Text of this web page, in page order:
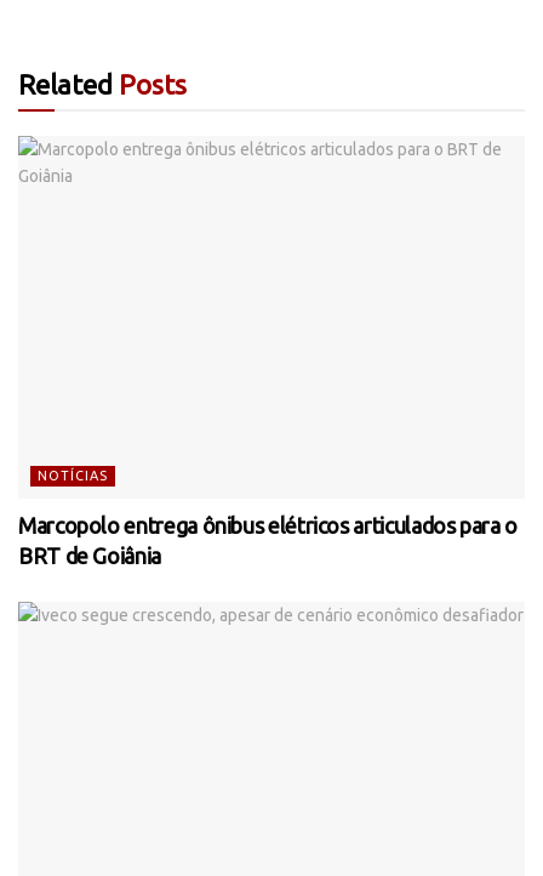
Related Posts
NOTÍCIAS
Marcopolo entrega ônibus elétricos articulados para o
BRT de Goiânia